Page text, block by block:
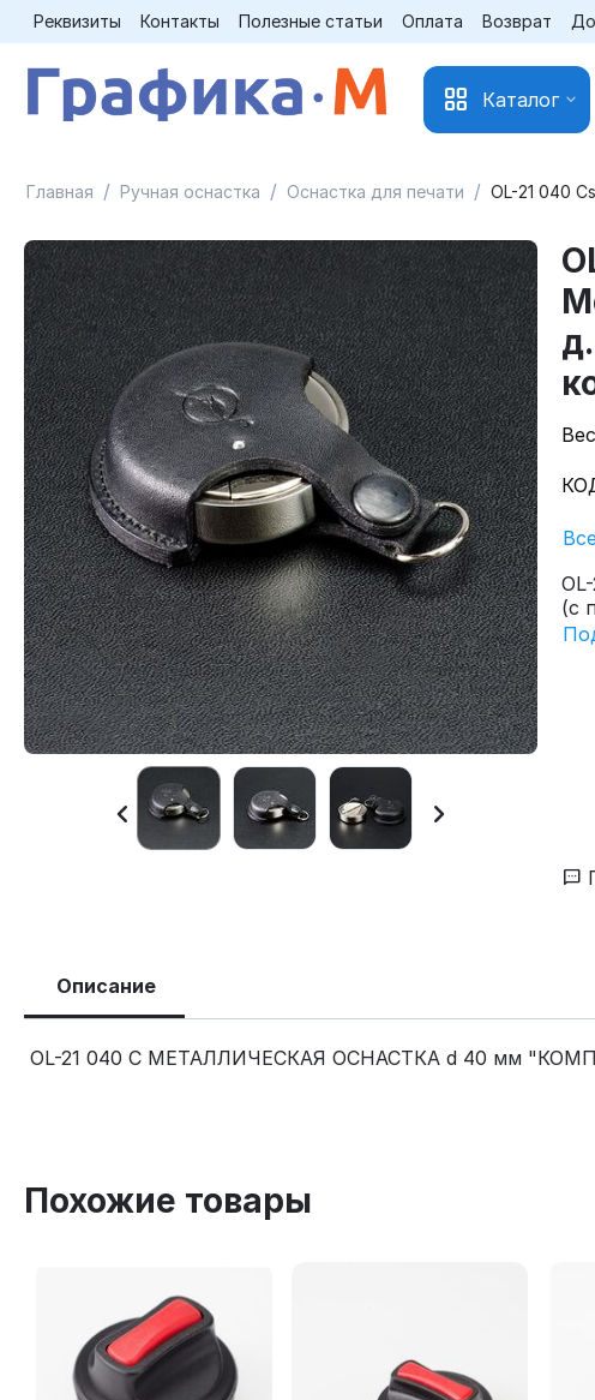
Реквизиты Контакты Полезные статьи Оплата Возврат
Каталог
Главная / Ручная оснастка / Оснастка для печати / OL-21 040
(с
Описание
OL-21 040 C МЕТАЛЛИЧЕСКАЯ ОСНАСТКА d 40 мм
Похожие товары